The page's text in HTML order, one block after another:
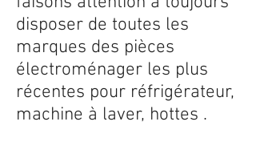
disposer de toutes les
marques des pièces
électroménager les plus
récentes pour réfrigérateur,
machine à laver, hottes .